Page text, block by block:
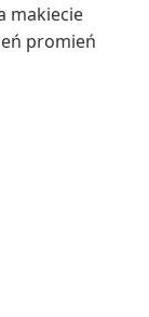
makiecie
promień